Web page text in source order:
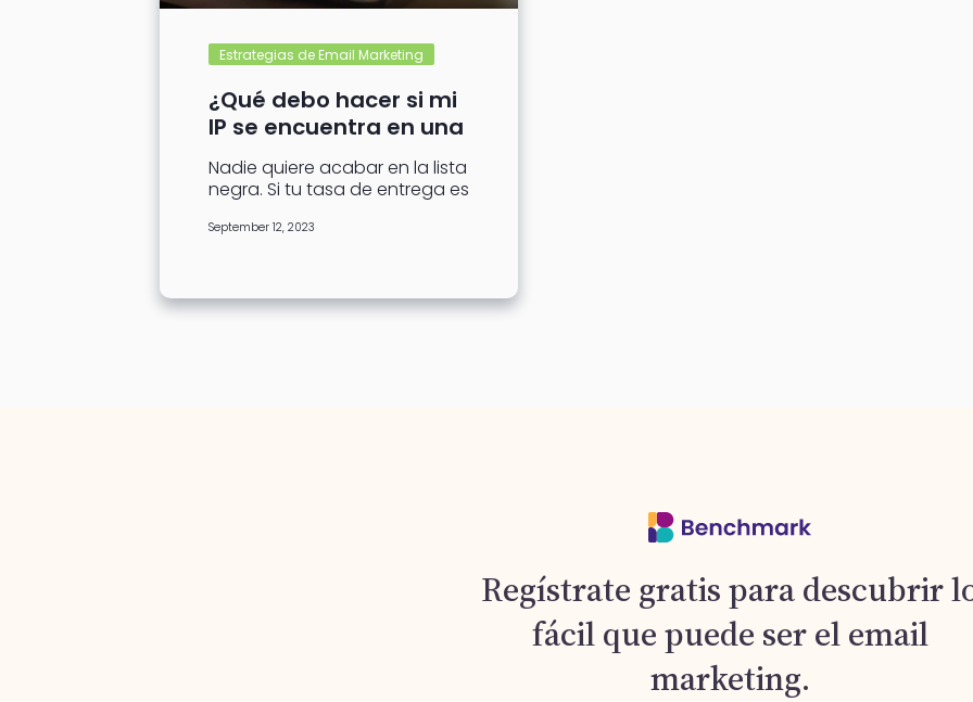
Estrategias de Email Marketing
¿Qué debo hacer si mi
IP se encuentra en una
lista negra?
Nadie quiere acabar en la lista
negra. Si tu tasa de entrega es
sido clasificado...
September 12, 2023
Regístrate gratis para descubrir
fácil que puede ser el email
marketing.